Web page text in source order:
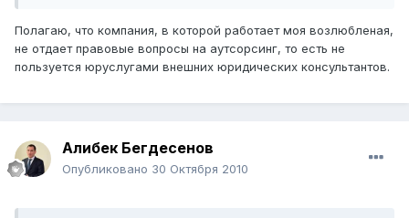
Полагаю, что компания, в которой работает моя возлюбленая,
не отдает правовые вопросы на аутсорсинг, то есть не
пользуется юруслугами внешних юридических консультантов.
Алибек Бегдесенов
Опубликовано 30 Октября 2010